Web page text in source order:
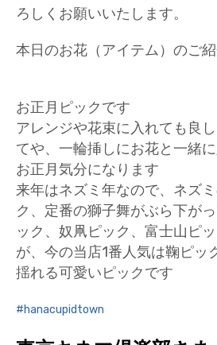
ろしくお願いいたします。
本日のお花（アイテム）のご
お正月ピックです
アレンジや花束に入れても良
てや、一輪挿しにお花と一緒
お正月気分になります
来年はネズミ年なので、ネズ
ク、定番の獅子舞がぶら下が
ック、奴凧ピック、富士山ピ
が、今の当店1番人気は鞠ピッ
揺れる可愛いピックです
hanacupidtown